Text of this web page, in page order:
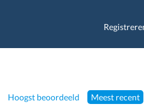
Hoogst beoordeeld Meest recent